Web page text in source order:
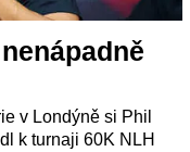
v Londýně si Phil
k turnaji 60K NLH